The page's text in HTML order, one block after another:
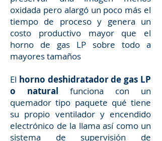
oxidada pero alargó un poco más el
tiempo de proceso y genera un
costo productivo mayor que el
horno de gas LP sobre todo a
mayores tamaños
El horno deshidratador de gas LP
o natural funciona con un
quemador tipo paquete qué tiene
su propio ventilador y encendido
electrónico de la llama así como un
sistema de supervisión de